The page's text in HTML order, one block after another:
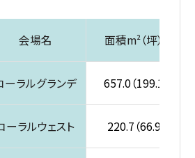
会場名 面積m²（坪）
ーラルグランデ 657.0（199.1）
ーラルウェスト 220.7（66.9）